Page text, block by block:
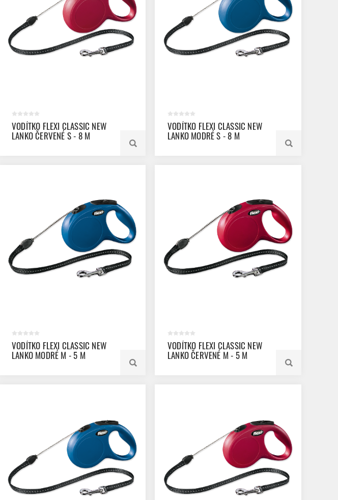
VODÍTKO FLEXI CLASSIC NEW
LANKO ČERVENÉ S - 8 M
VODÍTKO FLEXI CLASSIC NEW
LANKO MODRÉ S - 8 M
VODÍTKO FLEXI CLASSIC NEW
LANKO MODRÉ M - 5 M
VODÍTKO FLEXI CLASSIC NEW
LANKO ČERVENÉ M - 5 M